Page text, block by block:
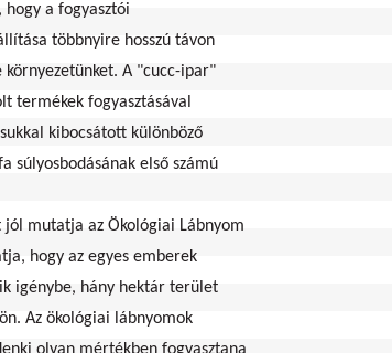
a fogyasztói
többnyire hosszú távon
A "cucc-ipar"
termékek fogyasztásával
kibocsátott különböző
súlyosbodásának első számú
mutatja az Ökológiai Lábnyom
hogy az egyes emberek
igénybe, hány hektár terület
Az ökológiai lábnyomok